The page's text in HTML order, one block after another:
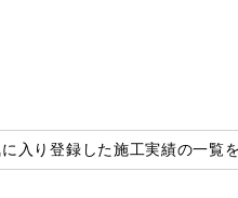
に入り登録した施工実績の一覧